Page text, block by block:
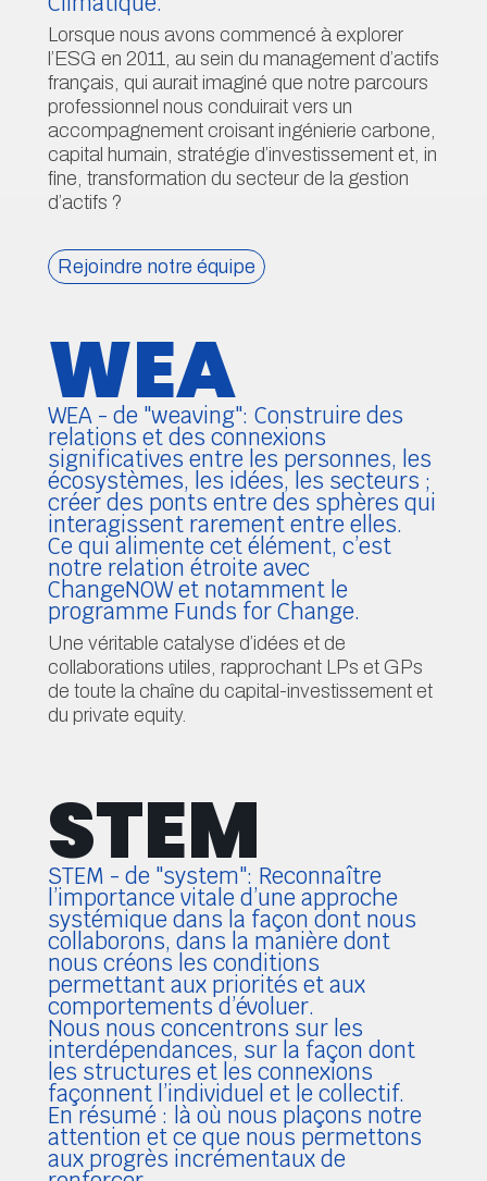
Lorsque nous avons commencé à explorer
l’ESG en 2011, au sein du management d’actifs
français, qui aurait imaginé que notre parcours
professionnel nous conduirait vers un
accompagnement croisant ingénierie carbone,
capital humain, stratégie d’investissement et, in
fine, transformation du secteur de la gestion
d’actifs ?
Rejoindre notre équipe
WEA
WEA - de "weaving": Construire des
relations et des connexions
significatives entre les personnes, les
écosystèmes, les idées, les secteurs ;
créer des ponts entre des sphères qui
interagissent rarement entre elles.
Ce qui alimente cet élément, c’est
notre relation étroite avec
ChangeNOW et notamment le
programme Funds for Change.
Une véritable catalyse d’idées et de
collaborations utiles, rapprochant LPs et GPs
de toute la chaîne du capital-investissement et
du private equity.
STEM
STEM - de "system": Reconnaître
l’importance vitale d’une approche
systémique dans la façon dont nous
collaborons, dans la manière dont
nous créons les conditions
permettant aux priorités et aux
comportements d’évoluer.
Nous nous concentrons sur les
interdépendances, sur la façon dont
les structures et les connexions
façonnent l’individuel et le collectif.
En résumé : là où nous plaçons notre
attention et ce que nous permettons
aux progrès incrémentaux de
renforcer.
When you browse our website, informations are stored
or read from your terminal, in order to access services
and offers based on your interests in order to improve
the user experience on our site.Privacy Policy to learn
more
Accept all
Refuse all
Customize my choices